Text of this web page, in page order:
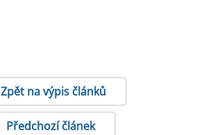
Zpět na výpis článků
Předchozí článek